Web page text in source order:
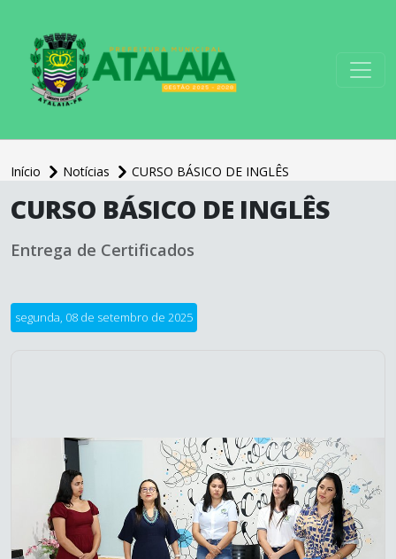
Início Notícias
CURSO BÁSICO DE INGLÊS
principal
CURSO BÁSICO DE INGLÊS
Entrega de Certificados
segunda, 08 de setembro de 2025